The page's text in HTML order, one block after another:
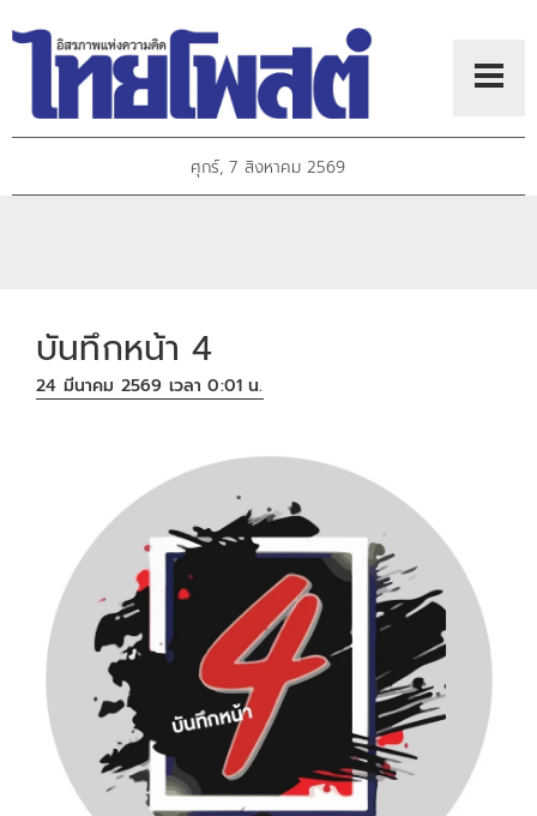
ศุกร์, 7 สิงหาคม 2569
บันทึกหน้า 4
24 มีนาคม 2569 เวลา 0:01 น.